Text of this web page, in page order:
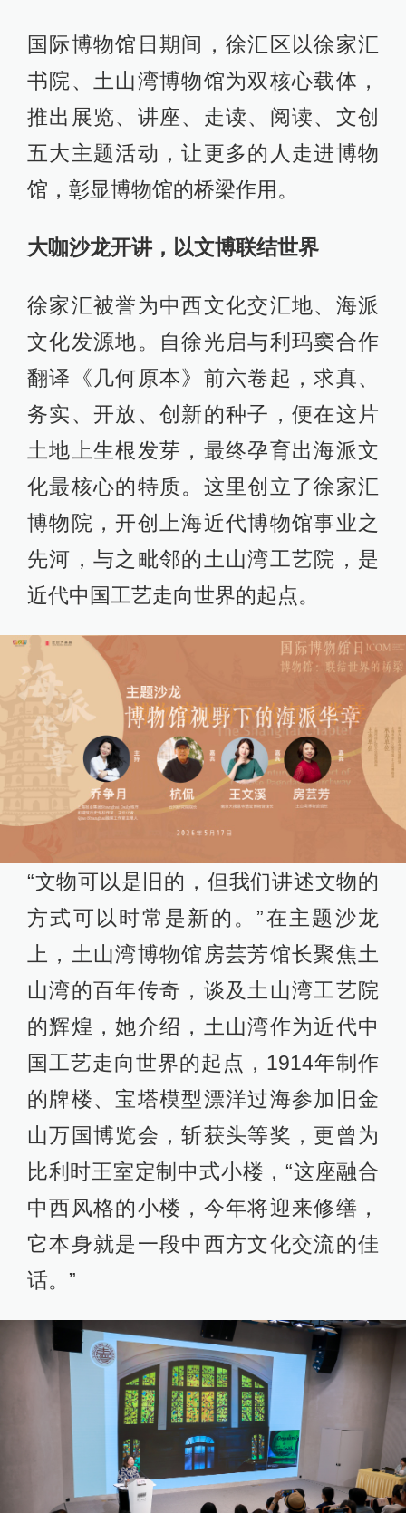
国际博物馆日期间，徐汇区以徐家汇
书院、土山湾博物馆为双核心载体，
推出展览、讲座、走读、阅读、文创
五大主题活动，让更多的人走进博物
馆，彰显博物馆的桥梁作用。
大咖沙龙开讲，以文博联结世界
徐家汇被誉为中西文化交汇地、海派
文化发源地。自徐光启与利玛窦合作
翻译《几何原本》前六卷起，求真、
务实、开放、创新的种子，便在这片
土地上生根发芽，最终孕育出海派文
化最核心的特质。这里创立了徐家汇
博物院，开创上海近代博物馆事业之
先河，与之毗邻的土山湾工艺院，是
近代中国工艺走向世界的起点。
“文物可以是旧的，但我们讲述文物的
方式可以时常是新的。”在主题沙龙
上，土山湾博物馆房芸芳馆长聚焦土
山湾的百年传奇，谈及土山湾工艺院
的辉煌，她介绍，土山湾作为近代中
国工艺走向世界的起点，1914年制作
的牌楼、宝塔模型漂洋过海参加旧金
山万国博览会，斩获头等奖，更曾为
比利时王室定制中式小楼，“这座融合
中西风格的小楼，今年将迎来修缮，
它本身就是一段中西方文化交流的佳
话。”